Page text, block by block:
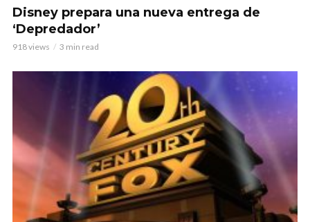
Disney prepara una nueva entrega de
‘Depredador’
918 views 3 min read